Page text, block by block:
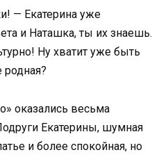
— Екатерина уже
и Наташка, ты их знаешь.
Ну хватит уже быть
родная?
оказались весьма
Екатерины, шумная
и более спокойная, но